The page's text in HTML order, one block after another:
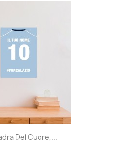
Del Cuore,...